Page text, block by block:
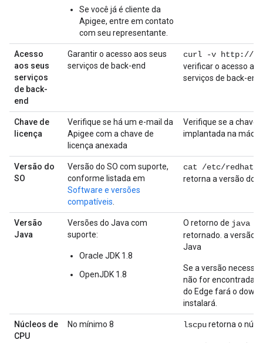
Se você já é cliente da
Apigee, entre em contato
com seu representante.
Acesso
aos seus
serviços
de back-
end
Garantir o acesso aos seus
serviços de back-end
curl -v http://
verificar o acesso
serviços de back-end
Chave de
licença
Verifique se há um e-mail da
Apigee com a chave de
licença anexada
Verifique se a chave
implantada na
Versão do
SO
Versão do SO com suporte,
conforme listada em
Software e versões
compatíveis
cat /etc/redhat-
retorna a versão do
Versão
Java
Versões do Java com
suporte:
Oracle JDK 1.8
OpenJDK 1.8
O retorno de java -
retornado. a versão
Java
Se a versão
não for encontrada,
do Edge fará o
instalará.
Núcleos de
CPU
No mínimo 8 lscpuretorna o